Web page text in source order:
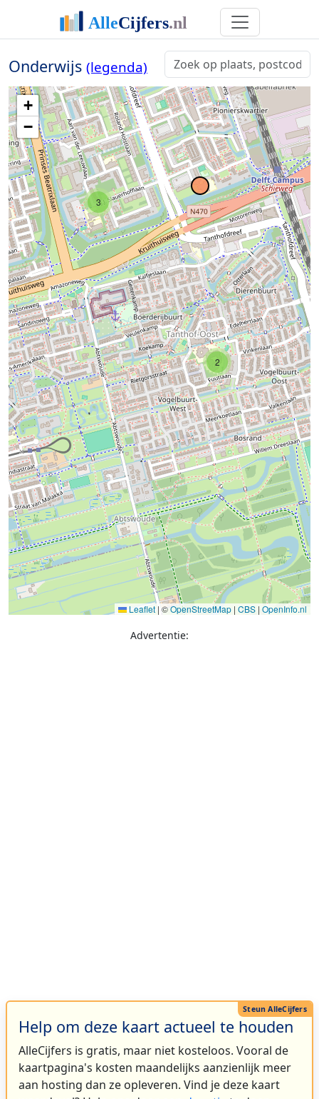
Onderwijs (legenda)
2
3
+
−
Leaflet | ©OpenStreetMap | CBS | OpenInfo.nl
Advertentie:
Help om deze kaart actueel te houden
AlleCijfers is gratis, maar niet kosteloos. Vooral de
kaartpagina's kosten maandelijks aanzienlijk meer
aan hosting dan ze opleveren. Vind je deze kaart